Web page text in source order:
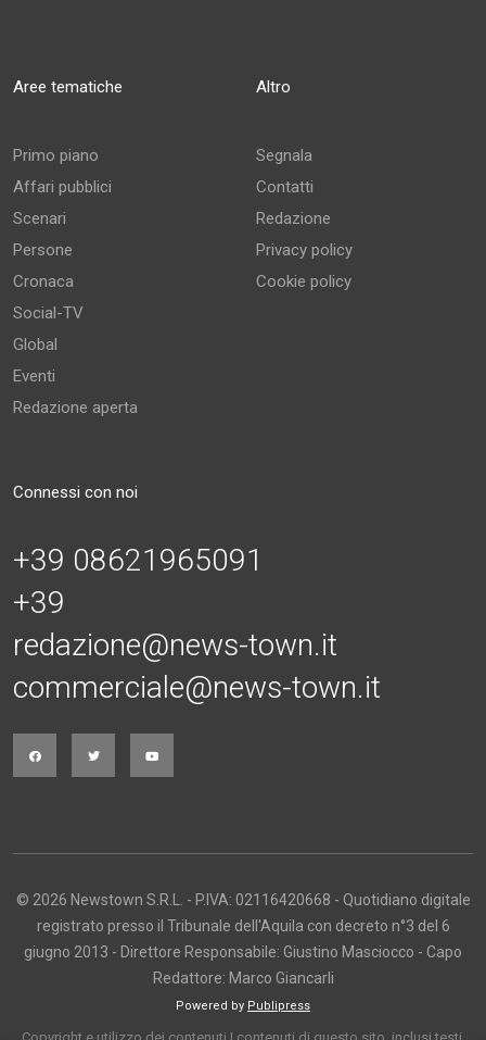
Aree tematiche
Primo piano
Affari pubblici
Scenari
Persone
Cronaca
Social-TV
Global
Eventi
Redazione aperta
Altro
Segnala
Contatti
Redazione
Privacy policy
Cookie policy
Connessi con noi
+39 08621965091
+39
redazione@news-town.it
commerciale@news-town.it
© 2026 Newstown S.R.L. - P.IVA: 02116420668 - Quotidiano digitale
registrato presso il Tribunale dell'Aquila con decreto n°3 del 6
giugno 2013 - Direttore Responsabile: Giustino Masciocco - Capo
Redattore: Marco Giancarli
Powered by Publipress